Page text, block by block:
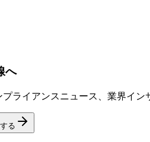
へ
ライアンスニュース、業界イン
る